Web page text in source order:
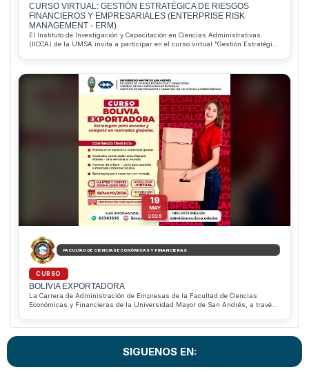
CURSO VIRTUAL: GESTIÓN ESTRATÉGICA DE RIESGOS
FINANCIEROS Y EMPRESARIALES (ENTERPRISE RISK
MANAGEMENT - ERM)
El Instituto de Investigación y Capacitación en Ciencias Administrativas
(IICCA) de la UMSA invita a participar en el curso virtual “Gestión Estratégica
riesgos corporativos bajo estándares internacionales. Además, ofrece
descuentos del 10% para estudiantes regulares de la Facultad de Ciencias
Económicas y Financieras y del 20% para estudiantes sobresalientes de la
Carrera de Administración de Empresas. Informes e inscripciones al
WhatsApp 62363535.
19
MAY
2026
FACULTAD DE CIENCIAS ECONÓMICAS Y FINANCIERAS
CURSO
BOLIVIA EXPORTADORA
La Carrera de Administración de Empresas de la Facultad de Ciencias
Económicas y Financieras de la Universidad Mayor de San Andrés, a través
herramientas clave para competir en mercados globales mediante una
SIGUENOS EN: